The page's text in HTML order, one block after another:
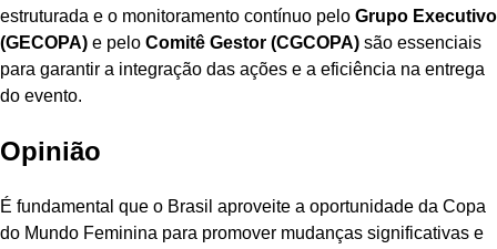
estruturada e o monitoramento contínuo pelo Grupo Executivo
(GECOPA) e pelo Comitê Gestor (CGCOPA) são essenciais
para garantir a integração das ações e a eficiência na entrega
do evento.
Opinião
É fundamental que o Brasil aproveite a oportunidade da Copa
do Mundo Feminina para promover mudanças significativas e